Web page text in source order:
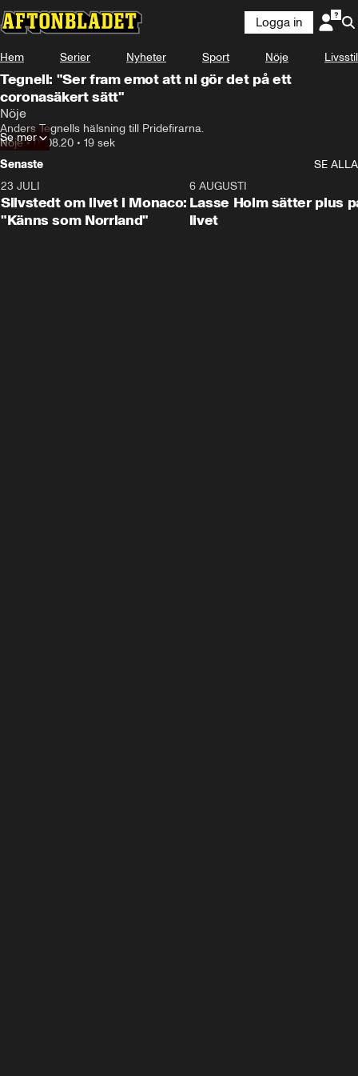
Logga in
Hem Serier Nyheter Sport Nöje Livsstil
Tegnell: "Ser fram emot att ni gör det på ett
coronasäkert sätt"
Nöje
Anders Tegnells hälsning till Pridefirarna.
Nöje•01.08.20 • 19 sek
Se mer
Senaste
SE ALLA
23 JULI
Silvstedt om livet i Monaco:
"Känns som Norrland"
6 AUGUSTI
Lasse Holm sätter plus
livet